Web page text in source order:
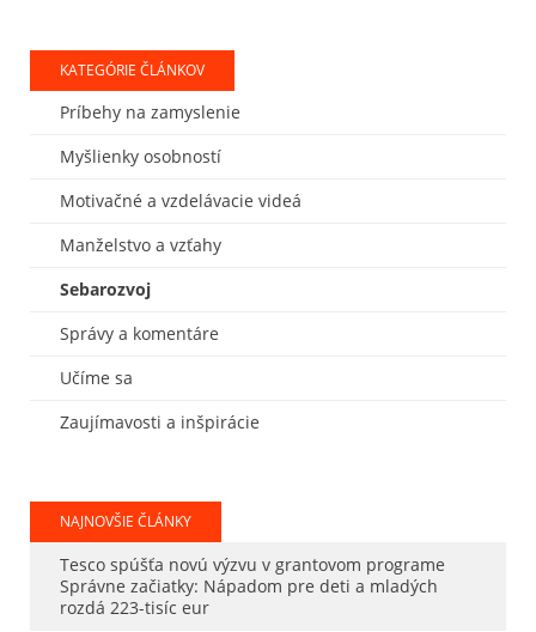
KATEGÓRIE ČLÁNKOV
Príbehy na zamyslenie
Myšlienky osobností
Motivačné a vzdelávacie videá
Manželstvo a vzťahy
Sebarozvoj
Správy a komentáre
Učíme sa
Zaujímavosti a inšpirácie
NAJNOVŠIE ČLÁNKY
Tesco spúšťa novú výzvu v grantovom programe
Správne začiatky: Nápadom pre deti a mladých
rozdá 223-tisíc eur